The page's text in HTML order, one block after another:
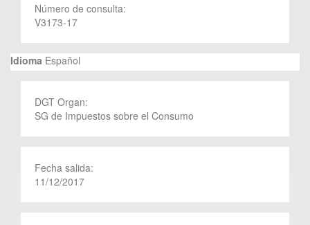
Número de consulta:
V3173-17
Idioma Español
DGT Organ:
SG de Impuestos sobre el Consumo
Fecha salida:
11/12/2017